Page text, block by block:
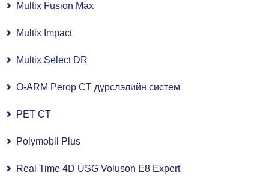
Multix Fusion Max
Multix Impact
Multix Select DR
O-ARM Perop CT дүрслэлийн систем
PET CT
Polymobil Plus
Real Time 4D USG Voluson E8 Expert